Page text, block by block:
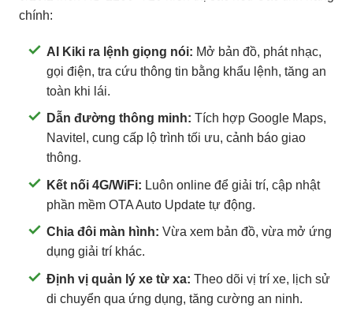
chính:
AI Kiki ra lệnh giọng nói: Mở bản đồ, phát nhạc,
gọi điện, tra cứu thông tin bằng khẩu lệnh, tăng an
toàn khi lái.
Dẫn đường thông minh: Tích hợp Google Maps,
Navitel, cung cấp lộ trình tối ưu, cảnh báo giao
thông.
Kết nối 4G/WiFi: Luôn online để giải trí, cập nhật
phần mềm OTA Auto Update tự động.
Chia đôi màn hình: Vừa xem bản đồ, vừa mở ứng
dụng giải trí khác.
Định vị quản lý xe từ xa: Theo dõi vị trí xe, lịch sử
di chuyển qua ứng dụng, tăng cường an ninh.